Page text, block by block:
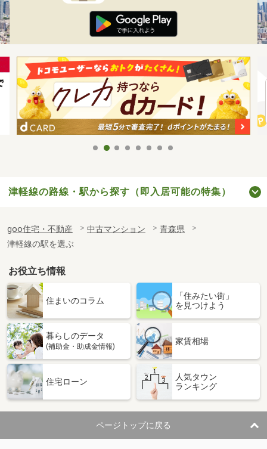
津軽線の路線・駅から探す（即入居可能の特集）
goo住宅・不動産 中古マンション
青森県
津軽線の駅を選ぶ
お役立ち情報
住まいのコラム
「住みたい街」
を見つけよう
暮らしのデータ
(補助金・助成金情報)
家賃相場
住宅ローン
人気タウン
ランキング
ページトップに戻る